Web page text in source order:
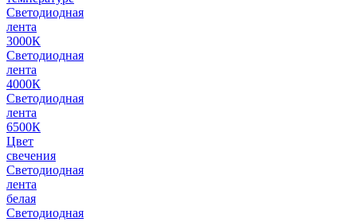
Светодиодная
лента
3000К
Светодиодная
лента
4000К
Светодиодная
лента
6500К
Цвет
свечения
Светодиодная
лента
белая
Светодиодная